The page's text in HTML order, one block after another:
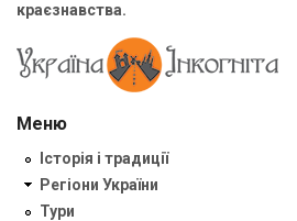
краєзнавства.
Меню
Історія і традиції
Регіони України
Тури